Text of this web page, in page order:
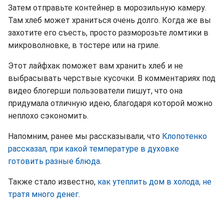
Затем отправьте контейнер в морозильную камеру.
Там хлеб может храниться очень долго. Когда же вы
захотите его съесть, просто разморозьте ломтики в
микроволновке, в тостере или на гриле.
Этот лайфхак поможет вам хранить хлеб и не
выбрасывать черствые кусочки. В комментариях под
видео блогерши пользователи пишут, что она
придумала отличную идею, благодаря которой можно
неплохо сэкономить.
Напомним, ранее мы рассказывали, что Клопотенко
рассказал, при какой температуре в духовке
готовить разные блюда.
Также стало известно, как утеплить дом в холода, не
тратя много денег.